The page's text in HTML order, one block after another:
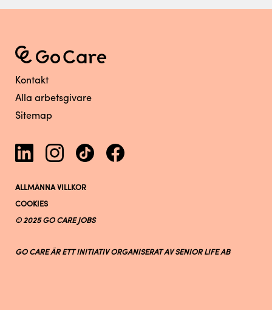
Kontakt
Alla arbetsgivare
Sitemap
GO CARE ÄR ETT INITIATIV ORGANISERAT AV SENIOR LIFE AB
© 2025 GO CARE JOBS
ALLMÄNNA VILLKOR
COOKIES